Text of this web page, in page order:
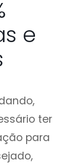
e
ter
para